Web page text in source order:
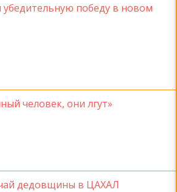
победу в новом
человек, они лгут»
дедовщины в ЦАХАЛ